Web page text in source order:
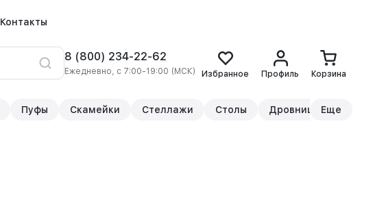
Контакты
8 (800) 234-22-62
Ежедневно, с 7:00-19:00 (МСК) Избранное Профиль Корзина
Пуфы Скамейки Стеллажи Столы Дровницы Еще